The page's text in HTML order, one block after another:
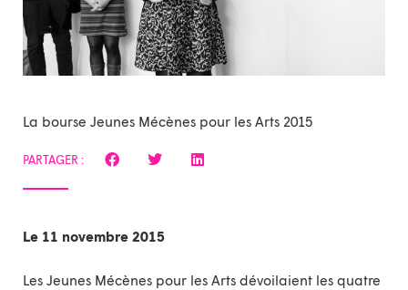
La bourse Jeunes Mécènes pour les Arts 2015
PARTAGER :
Le 11 novembre 2015
Les Jeunes Mécènes pour les Arts dévoilaient les quatre